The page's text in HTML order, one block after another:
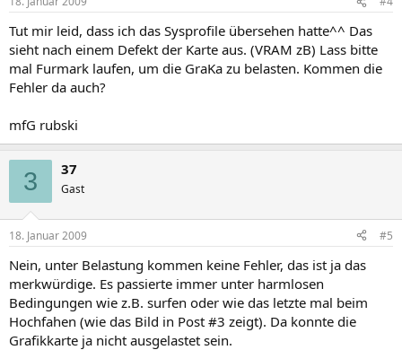
Tut mir leid, dass ich das Sysprofile übersehen hatte^^ Das
sieht nach einem Defekt der Karte aus. (VRAM zB) Lass bitte
mal Furmark laufen, um die GraKa zu belasten. Kommen die
Fehler da auch?
mfG rubski
3 37
Gast
18. Januar 2009 #5
Nein, unter Belastung kommen keine Fehler, das ist ja das
merkwürdige. Es passierte immer unter harmlosen
Bedingungen wie z.B. surfen oder wie das letzte mal beim
Hochfahen (wie das Bild in Post #3 zeigt). Da konnte die
Grafikkarte ja nicht ausgelastet sein.